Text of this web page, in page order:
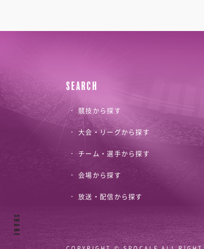
SEARCH
競技から探す
大会・リーグから探す
チーム・選手から探す
会場から探す
放送・配信から探す
SHARE